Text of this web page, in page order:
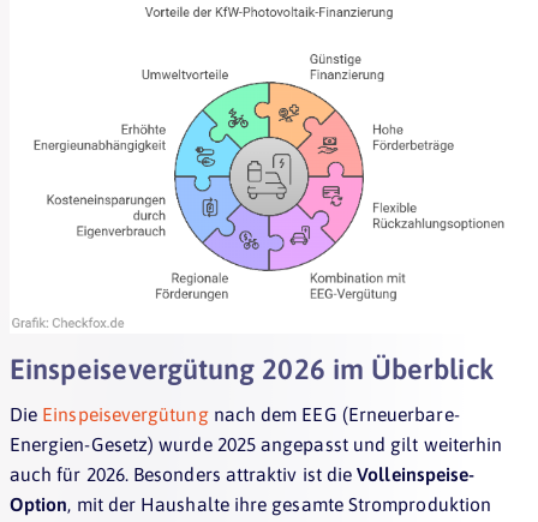
Einspeisevergütung 2026 im Überblick
Die Einspeisevergütung nach dem EEG (Erneuerbare-
Energien-Gesetz) wurde 2025 angepasst und gilt weiterhin
auch für 2026. Besonders attraktiv ist dieVolleinspeise-
Option, mit der Haushalte ihre gesamte Stromproduktion